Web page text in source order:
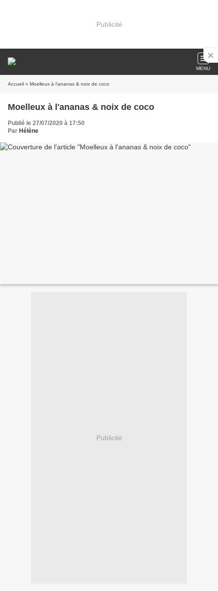
Publicité
MENU
Accueil » Moelleux à l'ananas & noix de coco
Moelleux à l'ananas & noix de coco
Publié le 27/07/2020 à 17:50
Par Hélène
Publicité